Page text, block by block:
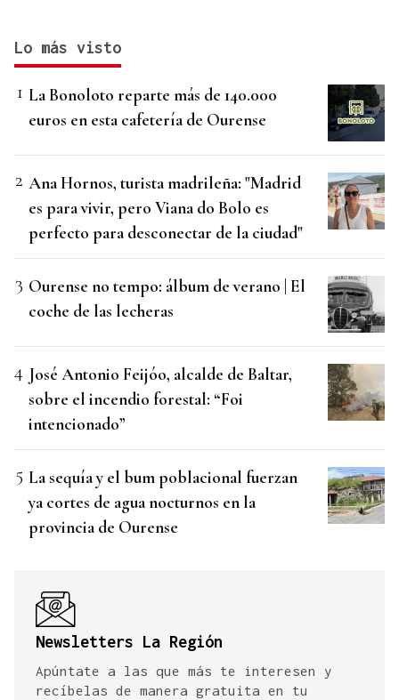
Lo más visto
La Bonoloto reparte más de 140.000
euros en esta cafetería de Ourense
Ana Hornos, turista madrileña: "Madrid
es para vivir, pero Viana do Bolo es
perfecto para desconectar de la ciudad"
Ourense no tempo: álbum de verano | El
coche de las lecheras
José Antonio Feijóo, alcalde de Baltar,
sobre el incendio forestal: “Foi
intencionado”
La sequía y el bum poblacional fuerzan
ya cortes de agua nocturnos en la
provincia de Ourense
Newsletters La Región
Apúntate a las que más te interesen y
recíbelas de manera gratuita en tu